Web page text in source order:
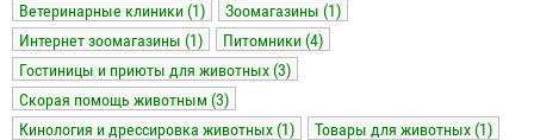
Ветеринарные клиники (1)
Зоомагазины (1)
Интернет зоомагазины (1)
Питомники (4)
Гостиницы и приюты для животных (3)
Скорая помощь животным (3)
Кинология и дрессировка животных (1)
Товары для животных (1)